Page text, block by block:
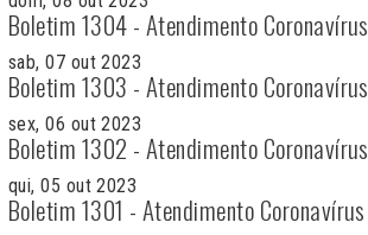
Boletim 1304 - Atendimento Coronavírus
sab, 07 out 2023
Boletim 1303 - Atendimento Coronavírus
sex, 06 out 2023
Boletim 1302 - Atendimento Coronavírus
qui, 05 out 2023
Boletim 1301 - Atendimento Coronavírus